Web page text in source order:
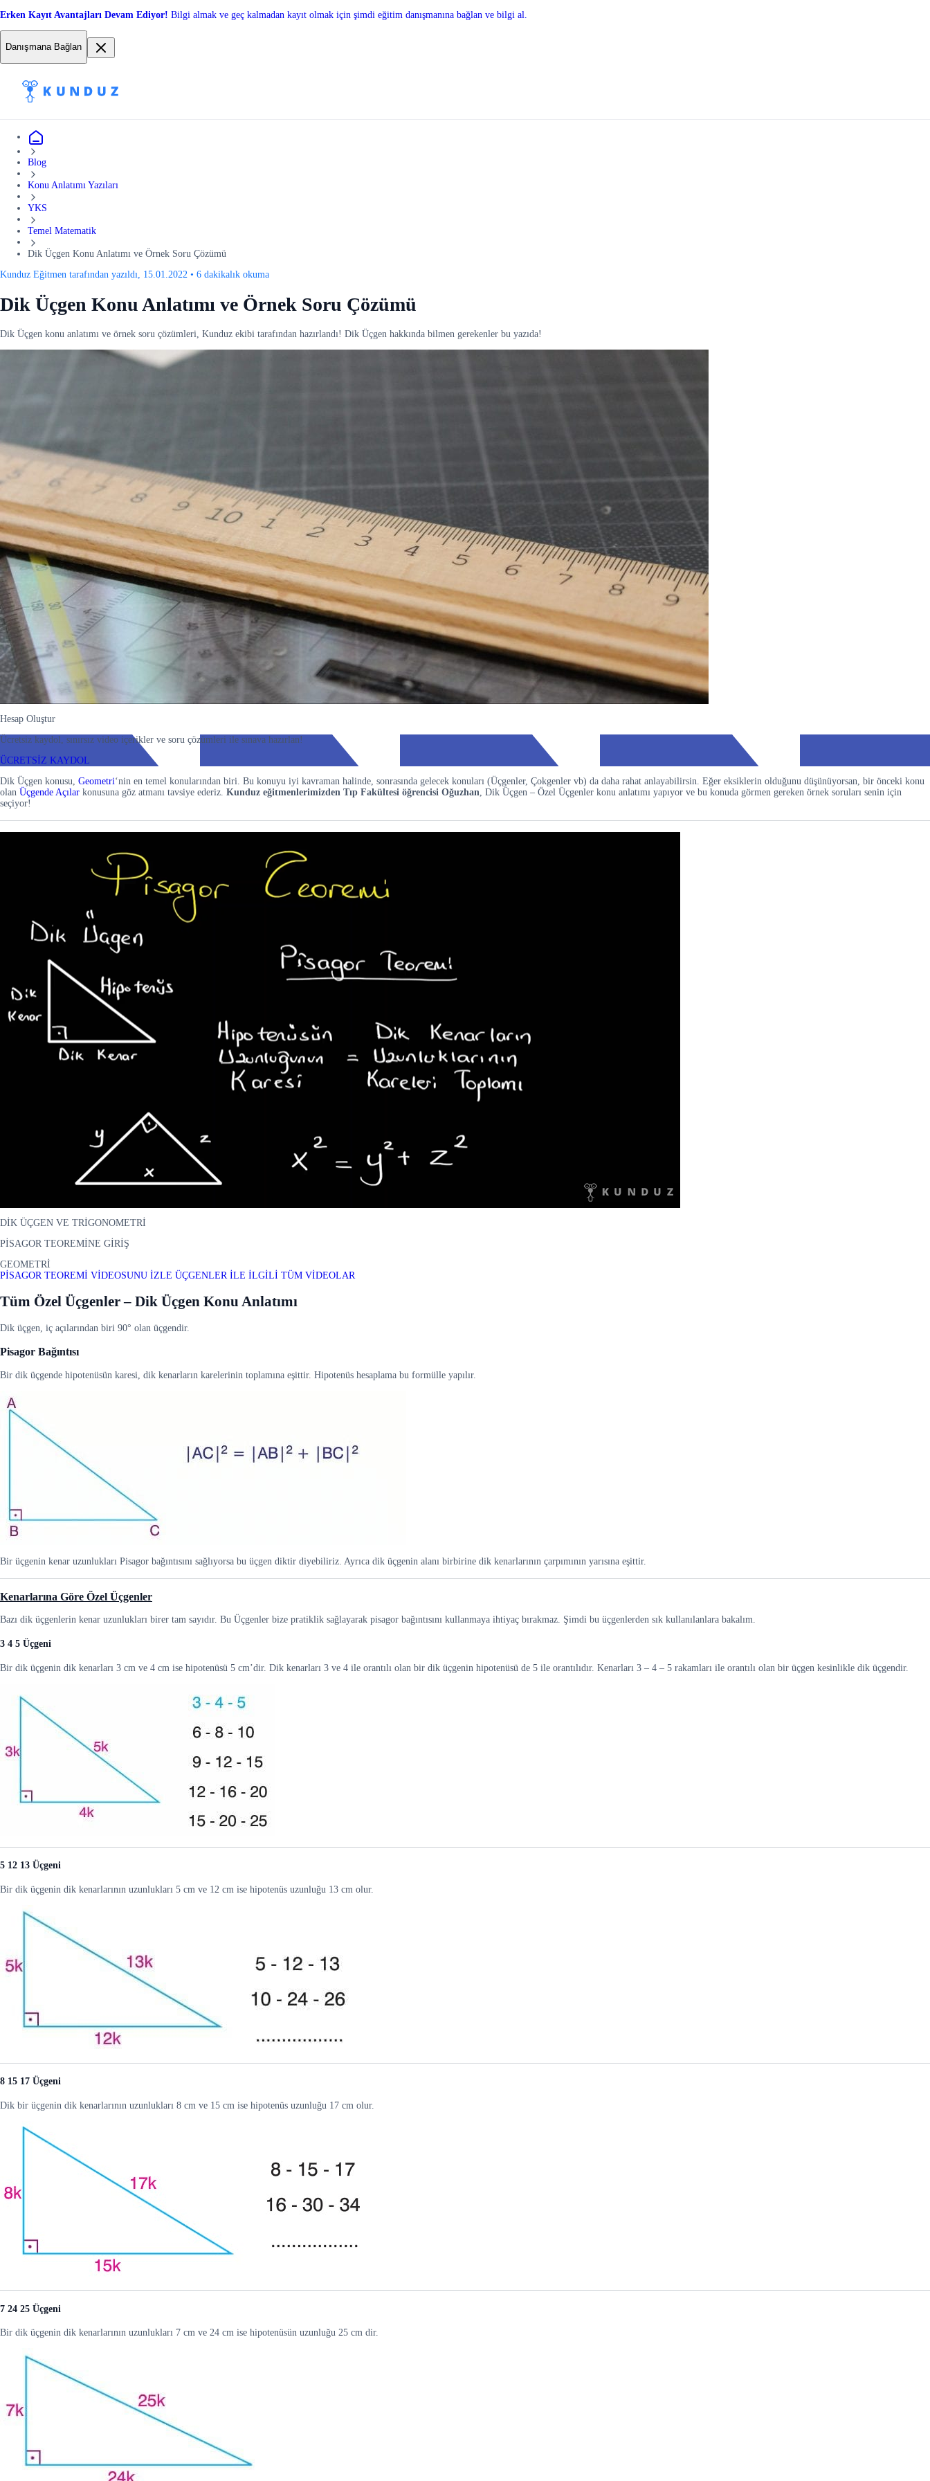
Erken Kayıt Avantajları Devam Ediyor! Bilgi almak ve geç kalmadan kayıt olmak için şimdi eğitim danışmanına bağlan ve bilgi al.
Danışmana Bağlan
Blog
Konu Anlatımı Yazıları
YKS
Temel Matematik
Dik Üçgen Konu Anlatımı ve Örnek Soru Çözümü
Kunduz Eğitmen tarafından yazıldı, 15.01.2022 • 6 dakikalık okuma
Dik Üçgen Konu Anlatımı ve Örnek Soru Çözümü
Dik Üçgen konu anlatımı ve örnek soru çözümleri, Kunduz ekibi tarafından hazırlandı! Dik Üçgen hakkında bilmen gerekenler bu yazıda!
Hesap Oluştur
Ücretsiz kaydol, sınırsız video içerikler ve soru çözümleri ile sınava hazırlan!
ÜCRETSİZ KAYDOL
Dik Üçgen konusu, Geometri‘nin en temel konularından biri. Bu konuyu iyi kavraman halinde, sonrasında gelecek konuları (Üçgenler, Çokgenler vb) da daha rahat anlayabilirsin. Eğer eksiklerin olduğunu düşünüyorsan, bir önceki konu
olan Üçgende Açılar konusuna göz atmanı tavsiye ederiz. Kunduz eğitmenlerimizden Tıp Fakültesi öğrencisi Oğuzhan, Dik Üçgen – Özel Üçgenler konu anlatımı yapıyor ve bu konuda görmen gereken örnek soruları senin için
seçiyor!
DİK ÜÇGEN VE TRİGONOMETRİ
PİSAGOR TEOREMİNE GİRİŞ
GEOMETRİ
PİSAGOR TEOREMİ VİDEOSUNU İZLE ÜÇGENLER İLE İLGİLİ TÜM VİDEOLAR
Tüm Özel Üçgenler – Dik Üçgen Konu Anlatımı
Dik üçgen, iç açılarından biri 90° olan üçgendir.
Pisagor Bağıntısı
Bir dik üçgende hipotenüsün karesi, dik kenarların karelerinin toplamına eşittir. Hipotenüs hesaplama bu formülle yapılır.
Bir üçgenin kenar uzunlukları Pisagor bağıntısını sağlıyorsa bu üçgen diktir diyebiliriz. Ayrıca dik üçgenin alanı birbirine dik kenarlarının çarpımının yarısına eşittir.
Kenarlarına Göre Özel Üçgenler
Bazı dik üçgenlerin kenar uzunlukları birer tam sayıdır. Bu Üçgenler bize pratiklik sağlayarak pisagor bağıntısını kullanmaya ihtiyaç bırakmaz. Şimdi bu üçgenlerden sık kullanılanlara bakalım.
3 4 5 Üçgeni
Bir dik üçgenin dik kenarları 3 cm ve 4 cm ise hipotenüsü 5 cm’dir. Dik kenarları 3 ve 4 ile orantılı olan bir dik üçgenin hipotenüsü de 5 ile orantılıdır. Kenarları 3 – 4 – 5 rakamları ile orantılı olan bir üçgen kesinlikle dik üçgendir.
5 12 13 Üçgeni
Bir dik üçgenin dik kenarlarının uzunlukları 5 cm ve 12 cm ise hipotenüs uzunluğu 13 cm olur.
8 15 17 Üçgeni
Dik bir üçgenin dik kenarlarının uzunlukları 8 cm ve 15 cm ise hipotenüs uzunluğu 17 cm olur.
7 24 25 Üçgeni
Bir dik üçgenin dik kenarlarının uzunlukları 7 cm ve 24 cm ise hipotenüsün uzunluğu 25 cm dir.